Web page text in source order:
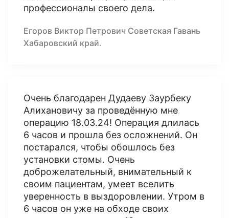
профессионалы своего дела.
Егоров Виктор Петрович Советская Гавань
Хабаровский край.
Очень благодарен Дудаеву Заурбеку
Алихановичу за проведённую мне
операцию 18.03.24! Операция длилась
6 часов и прошла без осложнений. Он
постарался, чтобы обошлось без
установки стомы. Очень
доброжелательный, внимательный к
своим пациентам, умеет вселить
уверенность в выздоровлении. Утром в
6 часов он уже на обходе своих